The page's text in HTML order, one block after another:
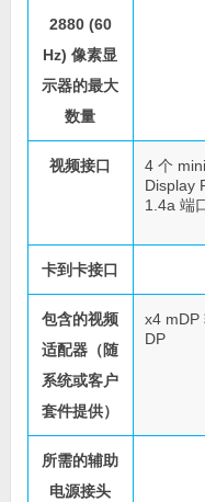
2880 (60
Hz) 像素显
示器的最大
数量
视频接口
4 个 mini
Display
1.4a 端
卡到卡接口
包含的视频
适配器（随
系统或客户
套件提供）
x4 mDP
DP
所需的辅助
电源接头